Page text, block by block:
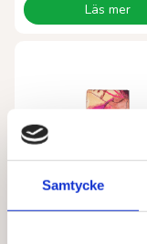
Samtycke
Läs mer